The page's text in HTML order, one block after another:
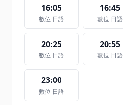
16:05
數位 日語
16:45
數位 日語
20:25
數位 日語
20:55
數位 日語
23:00
數位 日語